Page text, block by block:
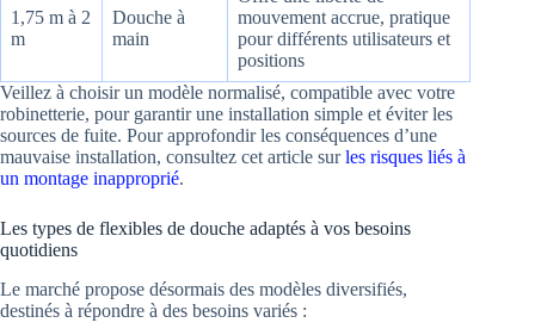
1,75 m à 2
m
Douche à
main
mouvement accrue, pratique
pour différents utilisateurs et
positions
Veillez à choisir un modèle normalisé, compatible avec votre
robinetterie, pour garantir une installation simple et éviter les
sources de fuite. Pour approfondir les conséquences d’une
mauvaise installation, consultez cet article surles risques liés à
un montage inapproprié.
Les types de flexibles de douche adaptés à vos besoins
quotidiens
Le marché propose désormais des modèles diversifiés,
destinés à répondre à des besoins variés :